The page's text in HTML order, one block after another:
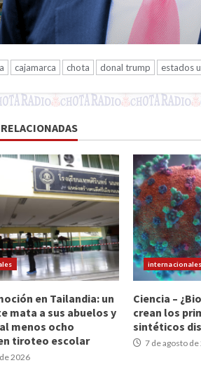
cajamarca chota donal trump estados
en Tailandia: un
mata a sus abuelos y
menos ocho
tiroteo escolar
2026
internacionales
Ciencia –
crean los
sintéticos
7 de agosto